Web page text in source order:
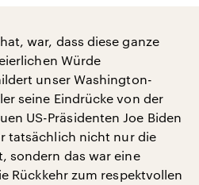
war, dass diese ganze
Würde
unser Washington-
seine Eindrücke von der
US-Präsidenten Joe Biden
tatsächlich nicht nur die
sondern das war eine
Rückkehr zum respektvollen